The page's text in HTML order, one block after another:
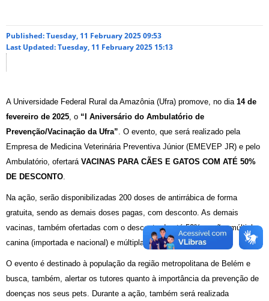
Published: Tuesday, 11 February 2025 09:53
Last Updated: Tuesday, 11 February 2025 15:13
A Universidade Federal Rural da Amazônia (Ufra) promove, no dia 14 de
fevereiro de 2025, o “I Aniversário do Ambulatório de
Prevenção/Vacinação da Ufra”. O evento, que será realizado pela
Empresa de Medicina Veterinária Preventiva Júnior (EMEVEP JR) e pelo
Ambulatório, ofertará VACINAS PARA CÃES E GATOS COM ATÉ 50%
DE DESCONTO.
Na ação, serão disponibilizadas 200 doses de antirrábica de forma
gratuita, sendo as demais doses pagas, com desconto. As demais
vacinas, também ofertadas com o desconto de até 50%, serão: múltipla
canina (importada e nacional) e múltipla felina.
O evento é destinado à população da região metropolitana de Belém e
busca, também, alertar os tutores quanto à importância da prevenção de
doenças nos seus pets. Durante a ação, também será realizada